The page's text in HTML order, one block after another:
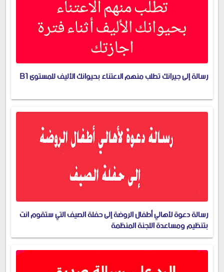
رسالة إلى جيرانك تطلب منهم الاعتناء بحيوانك الأليف للمستوى B1
رسالة دعوة لأهالي أطفال الروضة إلى حفلة الصيف التي ستقوم انت
بتنظيم ومساعدة اللجنة المنظمة